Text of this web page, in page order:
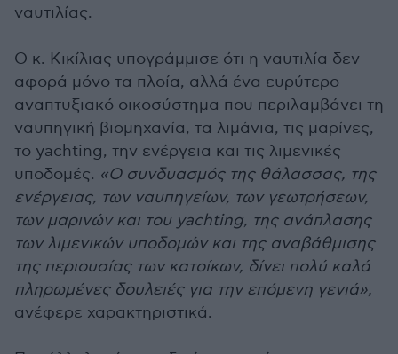
ναυτιλίας.
Ο κ. Κικίλιας υπογράμμισε ότι η ναυτιλία δεν
αφορά μόνο τα πλοία, αλλά ένα ευρύτερο
αναπτυξιακό οικοσύστημα που περιλαμβάνει τη
ναυπηγική βιομηχανία, τα λιμάνια, τις μαρίνες,
το yachting, την ενέργεια και τις λιμενικές
υποδομές. «Ο συνδυασμός της θάλασσας, της
ενέργειας, των ναυπηγείων, των γεωτρήσεων,
των μαρινών και του yachting, της ανάπλασης
των λιμενικών υποδομών και της αναβάθμισης
της περιουσίας των κατοίκων, δίνει πολύ καλά
πληρωμένες δουλειές για την επόμενη γενιά»,
ανέφερε χαρακτηριστικά.